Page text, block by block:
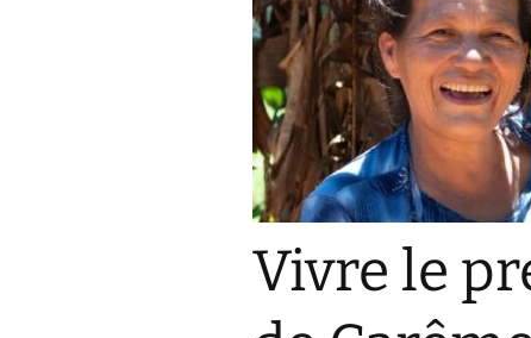
Prier pour le monde
Proposer une initiative
Partager un texte, une
expérience
de-Paul
Vivre le